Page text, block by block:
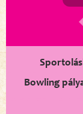
Bowling